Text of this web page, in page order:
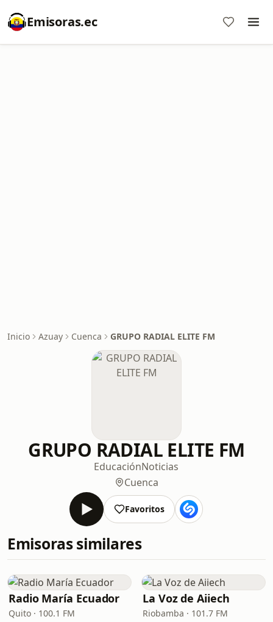
Emisoras.ec
Inicio Azuay Cuenca GRUPO RADIAL ELITE FM
GRUPO RADIAL ELITE FM
EducaciónNoticias
Cuenca
Favoritos
Emisoras similares
Radio María Ecuador
Quito · 100.1 FM
La Voz de Aiiech
Riobamba · 101.7 FM